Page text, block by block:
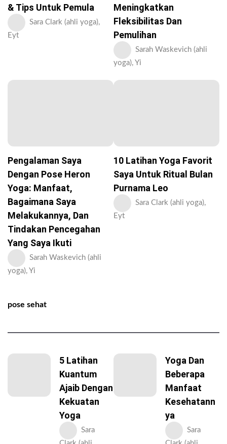
& Tips Untuk Pemula
Sara Clark (ahli yoga),
Eyt
Meningkatkan
Fleksibilitas Dan
Pemulihan
Sarah Waskevich (ahli
yoga), Yi
Pengalaman Saya
Dengan Pose Heron
Yoga: Manfaat,
Bagaimana Saya
Melakukannya, Dan
Tindakan Pencegahan
Yang Saya Ikuti
Sarah Waskevich (ahli
yoga), Yi
10 Latihan Yoga Favorit
Saya Untuk Ritual Bulan
Purnama Leo
Sara Clark (ahli yoga),
Eyt
pose sehat
5 Latihan
Kuantum
Ajaib Dengan
Kekuatan
Yoga
Sara
Yoga Dan
Beberapa
Manfaat
Kesehatann
Ya
Sara